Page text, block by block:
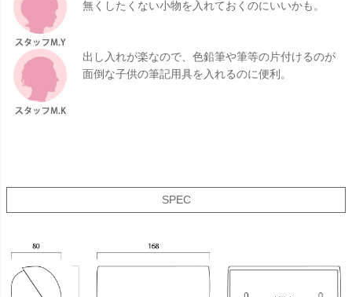
無くしたくない小物を入れておくのにいいかも。
出し入れが楽なので、色鉛筆や筆等の片付けるのが
面倒な子供の筆記用具を入れるのに便利。
SPEC